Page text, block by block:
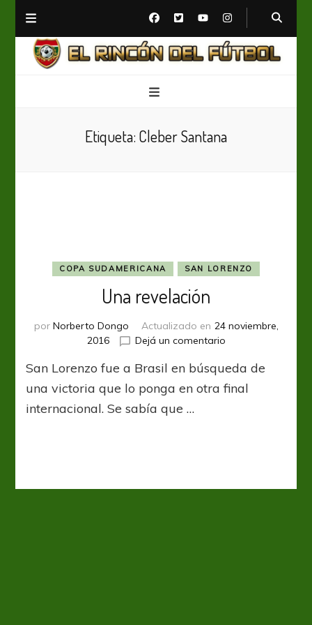
Etiqueta: Cleber Santana
COPA SUDAMERICANA SAN LORENZO
Una revelación
por Norberto Dongo Actualizado en 24 noviembre,
2016
Dejá un comentarioen
revelación
San Lorenzo fue a Brasil en búsqueda de
una victoria que lo ponga en otra final
internacional. Se sabía que …